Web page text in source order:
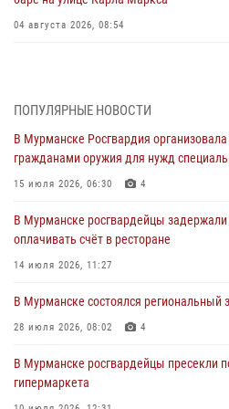
04 августа 2026, 08:54
03 августа 2026, 12:23 4
Сотрудники вневедомственной
хулиганские действия дебошира на
города Кандалакши
Сотрудники Росгвардии провели
антитеррористической защищенности
31 июля 2026, 08:48 3
ресторане
30 июля 2026, 14:09
ПОПУЛЯРНЫЕ НОВОСТИ
В Мурманске Росгвардия
гражданами оружия для нужд
15 июля 2026, 06:30 4
В Мурманске росгвардейцы задержали
оплачивать счёт в ресторане
14 июля 2026, 11:27
В Мурманске состоялся региональный
28 июля 2026, 08:02 4
В Мурманске росгвардейцы пресекли
гипермаркета